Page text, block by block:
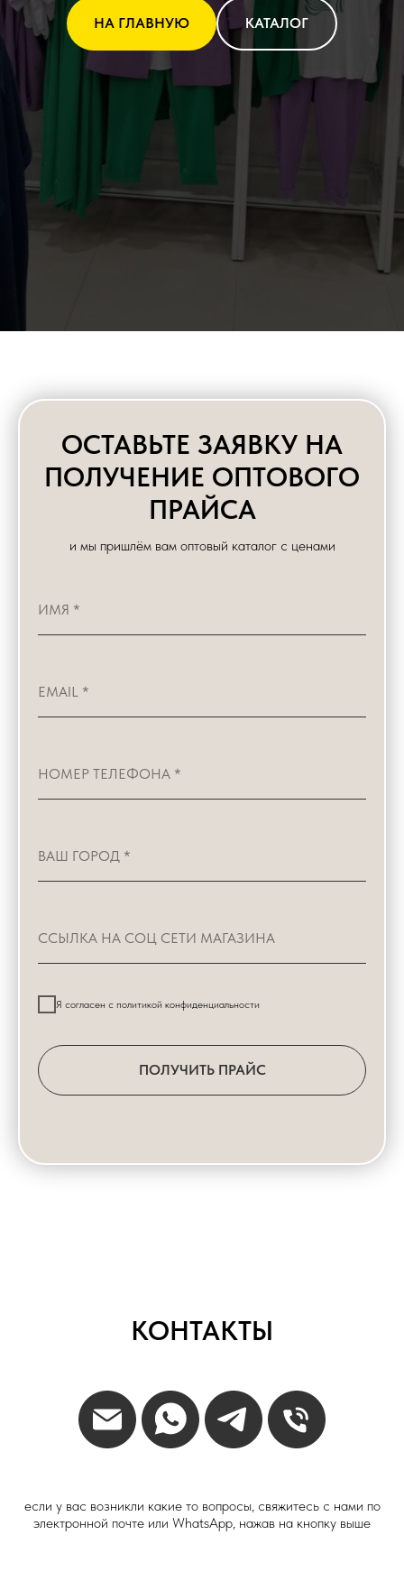
НА ГЛАВНУЮ КАТАЛОГ
ОСТАВЬТЕ ЗАЯВКУ НА
ПОЛУЧЕНИЕ ОПТОВОГО
ПРАЙСА
и мы пришлём вам оптовый каталог с ценами
Я согласен с политикой конфиденциальности
ПОЛУЧИТЬ ПРАЙС
КОНТАКТЫ
если у вас возникли какие то вопросы, свяжитесь с нами по
электронной почте или WhatsApp, нажав на кнопку выше